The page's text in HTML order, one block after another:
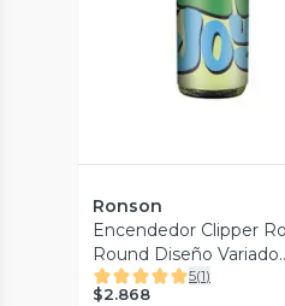
Ronson
Encendedor Clipper
Round Diseño Variado
Recargable5(1)
$2.868